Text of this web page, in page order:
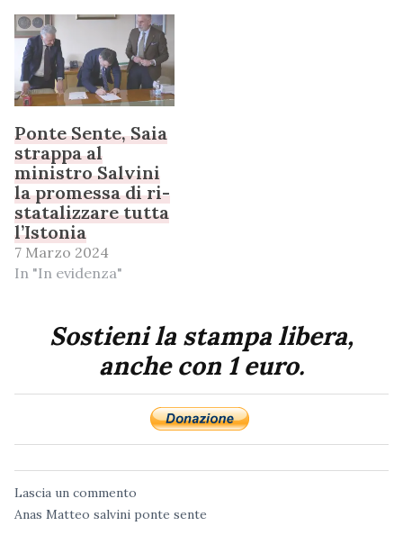
Ponte Sente, Saia
strappa al
ministro Salvini
la promessa di ri-
statalizzare tutta
l’Istonia
7 Marzo 2024
In "In evidenza"
Sostieni la stampa libera,
anche con 1 euro.
Lascia un commento
Anas Matteo salvini ponte sente